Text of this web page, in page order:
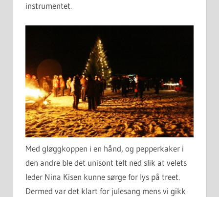
instrumentet.
Med gløggkoppen i en hånd, og pepperkaker i
den andre ble det unisont telt ned slik at velets
leder Nina Kisen kunne sørge for lys på treet.
Dermed var det klart for julesang mens vi gikk